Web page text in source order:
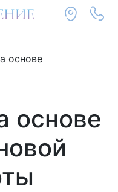
основе
основе